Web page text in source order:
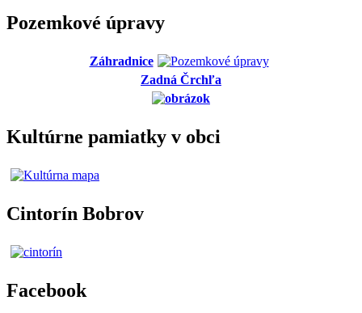
Pozemkové úpravy
Záhradnice
Zadná Črchľa
Kultúrne pamiatky v obci
Cintorín Bobrov
Facebook